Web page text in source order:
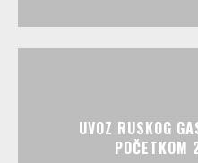
UVOZ RUSKOG
POČETKOM